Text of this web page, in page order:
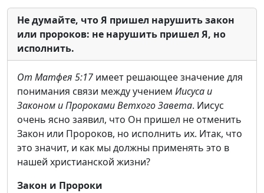
Не думайте, что Я пришел нарушить закон
или пророков: не нарушить пришел Я, но
исполнить.
От Матфея 5:17 имеет решающее значение для
понимания связи между учением Иисуса и
Законом и Пророками Ветхого Завета. Иисус
очень ясно заявил, что Он пришел не отменить
Закон или Пророков, но исполнить их. Итак, что
это значит, и как мы должны применять это в
нашей христианской жизни?
Закон и Пророки